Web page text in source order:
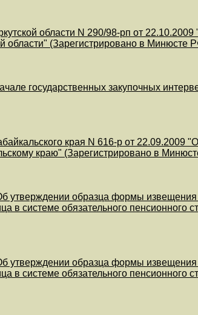
области N 290/98-рп от
(Зарегистрировано в Минюсте
государственных закупочных
края N 616-р от 22.09.2009
краю" (Зарегистрировано в
утверждении образца формы извещения
в системе обязательного пенсионного
утверждении образца формы извещения
в системе обязательного пенсионного